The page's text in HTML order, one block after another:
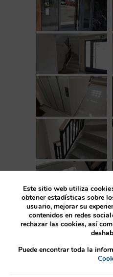
Antes
Este sitio web utiliza
obtener estadísticas sobre
usuario, mejorar su
contenidos en redes
rechazar las cookies, así
Puede encontrar toda la